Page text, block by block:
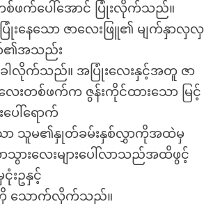
တစ်ဖက်ပေါ်အောင် ပြုံးလိုက်သည်။
ပြုံးနေသော ဇာလေးဖြူ၏ မျက်နှာလှလှ
ာ်၏အသည်း
လိုက်သည်။ အပြုံးလေးနှင့်အတူ ဇာ
းတစ်ဖက်က ဇွန်းကိုင်ထားသော မြင့်
ေါ်ရောက်
သော သူမ၏နှုတ်ခမ်းနှစ်လွှာကိုအထဲမှ
သွားလေးများပေါ်လာသည်အထိဖွင့်
းဥနှင့်
သောက်လိုက်သည်။